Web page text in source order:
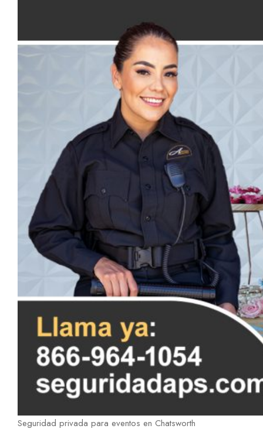
Seguridad privada para eventos en Chatsworth